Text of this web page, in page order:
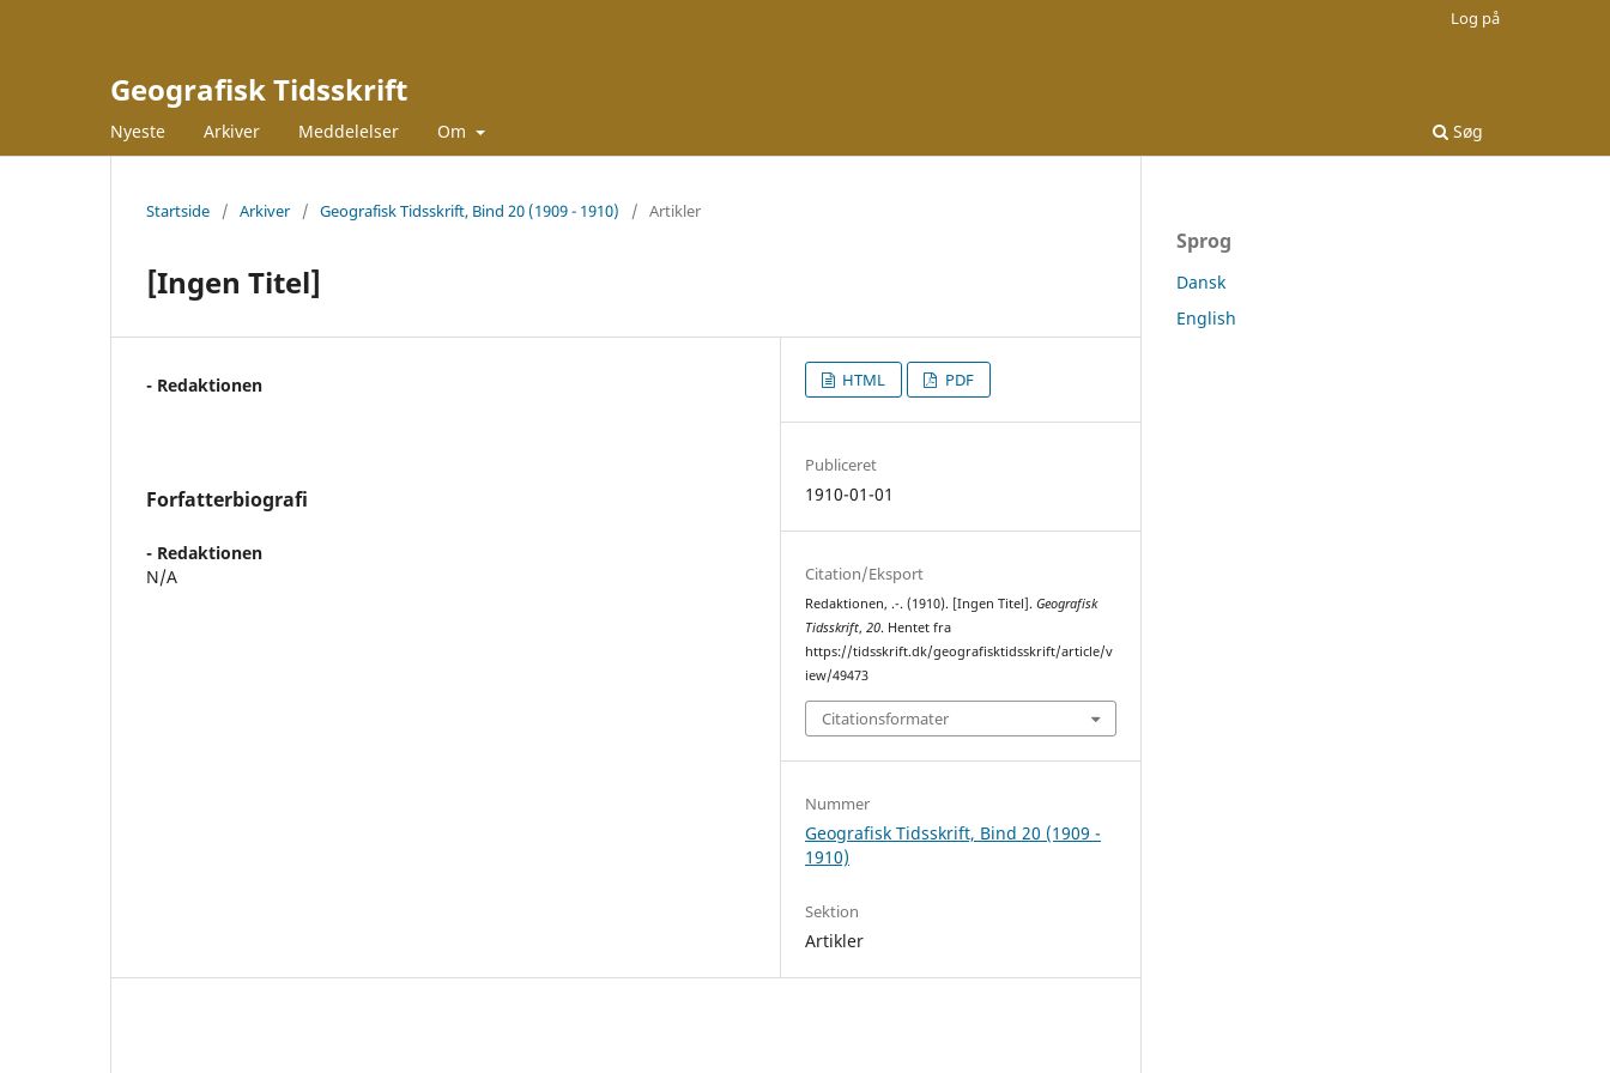
Geografisk Tidsskrift
Nyeste Arkiver Meddelelser Om Søg
Log på
Startside / Arkiver / Geografisk Tidsskrift, Bind 20 (1909 - 1910) / Artikler
[Ingen Titel]
- Redaktionen
Forfatterbiografi
- Redaktionen
N/A
HTML PDF
Publiceret
1910-01-01
Citation/Eksport
Redaktionen, .-. (1910). [Ingen Titel].Geografisk
Tidsskrift,20. Hentet fra
https://tidsskrift.dk/geografisktidsskrift/article/v
iew/49473
Citationsformater
Nummer
Geografisk Tidsskrift, Bind 20 (1909 -
1910)
Sektion
Artikler
Sprog
Dansk
English